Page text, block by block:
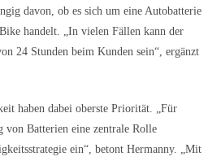
davon, ob es sich um eine Autobatterie
handelt. „In vielen Fällen kann der
24 Stunden beim Kunden sein“, ergänzt
haben dabei oberste Priorität. „Für
von Batterien eine zentrale Rolle
ein“, betont Hermanny. „Mit